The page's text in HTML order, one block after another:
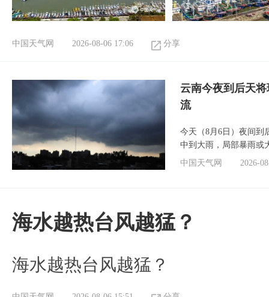
中国天气网 2026-08-06 17:06 分享
云南今夜到后天
流
今天（8月6日）夜间到
中到大雨，局部暴雨或
中国天气网
2026-
海水越热台风越猛？
海水越热台风越猛？